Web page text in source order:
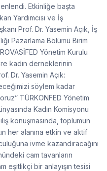
Etkinliğe başta
Yardımcısı ve İş
Prof. Dr. Yasemin Açık, İş
Pazarlama Bölümü Birim
Yönetim Kurulu
kadın derneklerinin
Dr. Yasemin Açık:
söylem kadar
TÜRKONFED Yönetim
Kadın Komisyonu
konuşmasında, toplumun
her alanına etkin ve aktif
ivme kazandıracağını
cam tavanların
eşitlikçi bir anlayışın tesisi